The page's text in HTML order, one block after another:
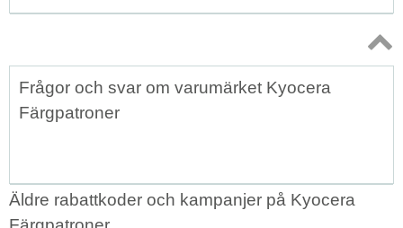
Topp
Frågor och svar om varumärket Kyocera
Färgpatroner
Äldre rabattkoder och kampanjer på Kyocera